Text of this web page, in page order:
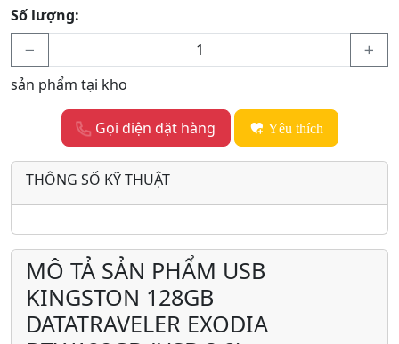
Số lượng:
sản phẩm tại kho
Gọi điện đặt hàng Yêu thích
THÔNG SỐ KỸ THUẬT
MÔ TẢ SẢN PHẨM USB
KINGSTON 128GB
DATATRAVELER EXODIA